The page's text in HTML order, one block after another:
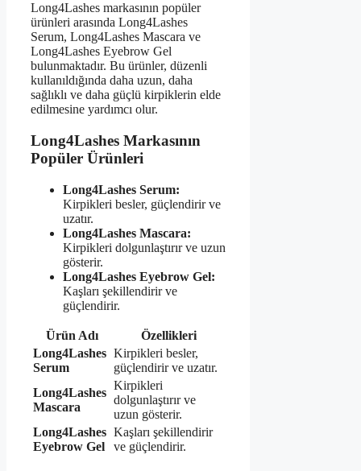
Long4Lashes markasının popüler
ürünleri arasında Long4Lashes
Serum, Long4Lashes Mascara ve
Long4Lashes Eyebrow Gel
bulunmaktadır. Bu ürünler, düzenli
kullanıldığında daha uzun, daha
sağlıklı ve daha güçlü kirpiklerin elde
edilmesine yardımcı olur.
Long4Lashes Markasının
Popüler Ürünleri
Long4Lashes Serum:
Kirpikleri besler, güçlendirir ve
uzatır.
Long4Lashes Mascara:
Kirpikleri dolgunlaştırır ve uzun
gösterir.
Long4Lashes Eyebrow Gel:
Kaşları şekillendirir ve
güçlendirir.
Ürün Adı
Özellikleri
Long4Lashes
Serum
Kirpikleri besler,
güçlendirir ve uzatır.
Long4Lashes
Mascara
Kirpikleri
dolgunlaştırır ve
uzun gösterir.
Long4Lashes
Eyebrow Gel
Kaşları şekillendirir
ve güçlendirir.